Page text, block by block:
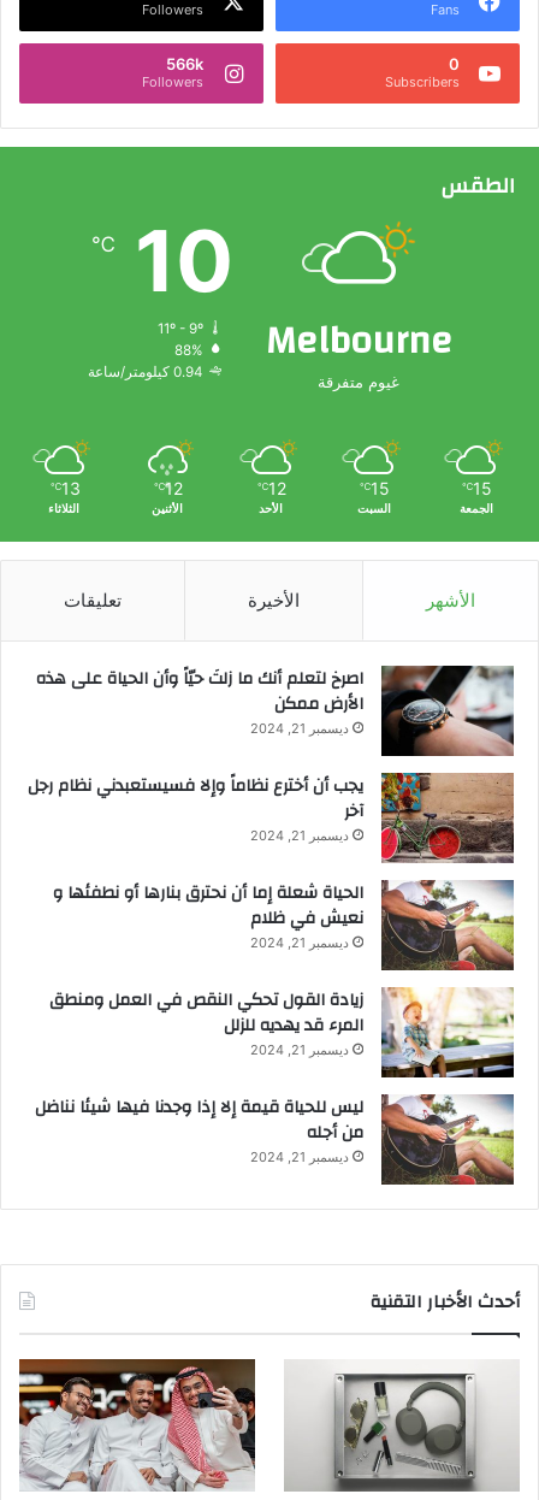
Fans
Followers
0
Subscribers
566k
Followers
الطقس
Melbourne
غيوم متفرقة
10
℃
11º - 9º
88%
0.94 كيلومتر/ساعة
15
℃
الجمعة
15
℃
السبت
12
℃
الأحد
12
℃
الأثنين
13
℃
الثلاثاء
الأشهر الأخيرة تعليقات
‫اصرخ لتعلم أنك ما زلتَ حيّاً وأن الحياة على هذه
الأرض ممكن
ديسمبر 21, 2024
يجب أن أخترع نظاماً وإلا فسيستعبدني نظام رجل
آخر
ديسمبر 21, 2024
الحياة شعلة إما أن نحترق بنارها أو نطفئها و
نعيش في ظلام
ديسمبر 21, 2024
زيادة القول تحكي النقص في العمل ومنطق
المرء قد يهديه للزلل
ديسمبر 21, 2024
ليس للحياة قيمة إلا إذا وجدنا فيها شيئا نناضل
من أجله
ديسمبر 21, 2024
أحدث الأخبار التقنية